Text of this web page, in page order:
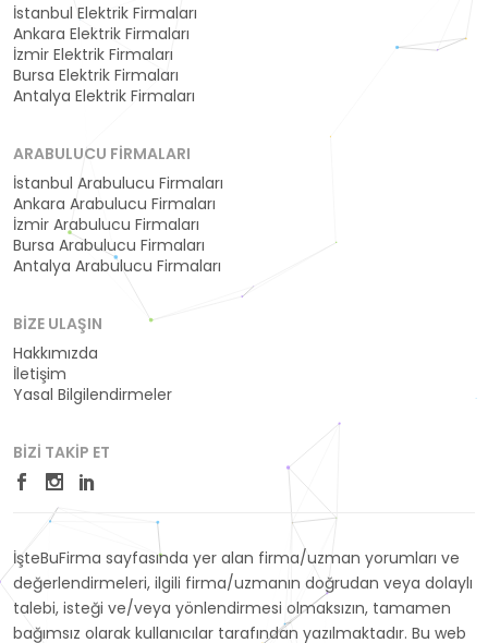
İstanbul Elektrik Firmaları
Ankara Elektrik Firmaları
İzmir Elektrik Firmaları
Bursa Elektrik Firmaları
Antalya Elektrik Firmaları
ARABULUCU FIRMALARI
İstanbul Arabulucu Firmaları
Ankara Arabulucu Firmaları
İzmir Arabulucu Firmaları
Bursa Arabulucu Firmaları
Antalya Arabulucu Firmaları
BIZE ULAŞIN
Hakkımızda
İletişim
Yasal Bilgilendirmeler
BIZI TAKIP ET
İşteBuFirma sayfasında yer alan firma/uzman yorumları ve
değerlendirmeleri, ilgili firma/uzmanın doğrudan veya dolaylı
talebi, isteği ve/veya yönlendirmesi olmaksızın, tamamen
bağımsız olarak kullanıcılar tarafından yazılmaktadır. Bu web